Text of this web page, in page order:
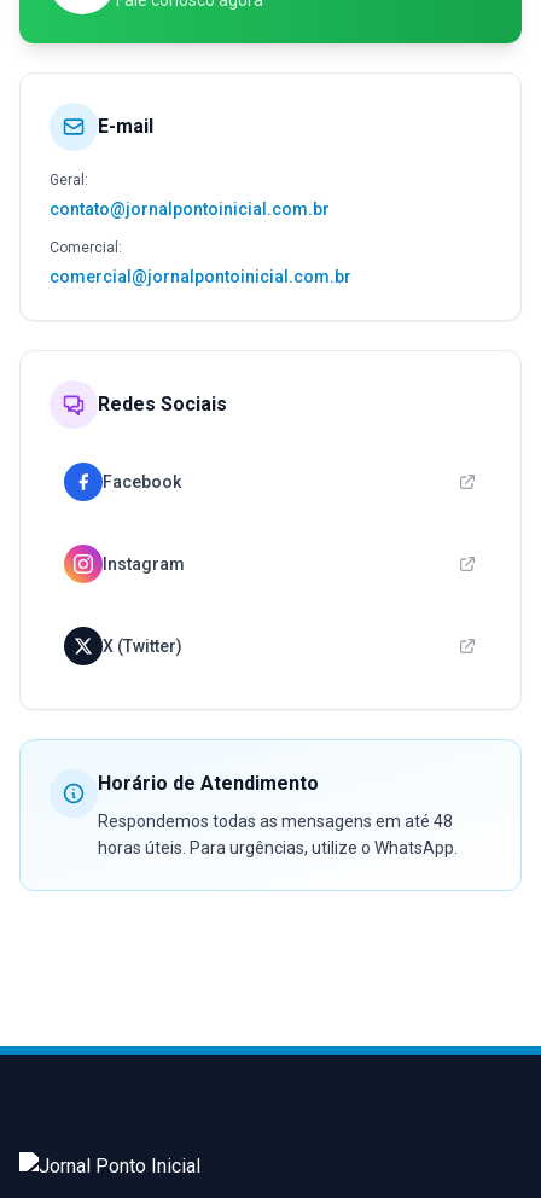
E-mail
Geral:
contato@jornalpontoinicial.com.br
Comercial:
comercial@jornalpontoinicial.com.br
Redes Sociais
Facebook
Instagram
X (Twitter)
Horário de Atendimento
Respondemos todas as mensagens em até 48
horas úteis. Para urgências, utilize o WhatsApp.